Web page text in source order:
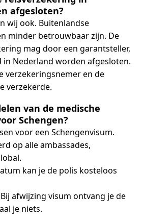
afgesloten?
wij ook. Buitenlandse
minder betrouwbaar zijn. De
mag door een garantsteller,
Nederland worden afgesloten.
verzekeringsnemer en de
verzekerde.
van de medische
Schengen?
voor een Schengenvisum.
op alle ambassades,
kan je de polis kosteloos
Bij afwijzing visum ontvang je de
je niets.